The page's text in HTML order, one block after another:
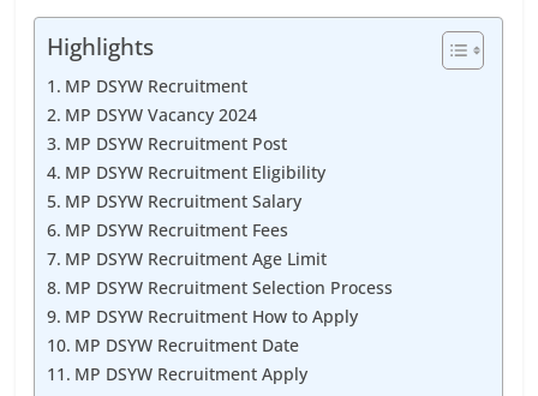
Highlights
MP DSYW Recruitment
MP DSYW Vacancy 2024
MP DSYW Recruitment Post
MP DSYW Recruitment Eligibility
MP DSYW Recruitment Salary
MP DSYW Recruitment Fees
MP DSYW Recruitment Age Limit
MP DSYW Recruitment Selection Process
MP DSYW Recruitment How to Apply
MP DSYW Recruitment Date
MP DSYW Recruitment Apply